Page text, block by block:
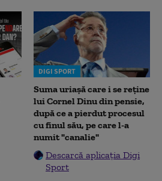
DIGI SPORT
Suma uriașă care i se reține
lui Cornel Dinu din pensie,
după ce a pierdut procesul
cu finul său, pe care l-a
numit "canalie"
Descarcă aplicația Digi
Sport